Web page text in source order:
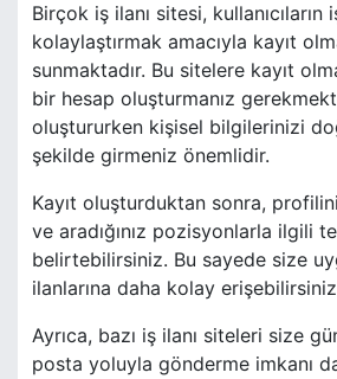
Birçok iş ilanı sitesi,
kolaylaştırmak amacıyla kayıt
sunmaktadır. Bu sitelere kayıt
bir hesap oluşturmanız
oluştururken kişisel bilgilerinizi
şekilde girmeniz önemlidir.
Kayıt oluşturduktan sonra,
ve aradığınız pozisyonlarla ilgili
belirtebilirsiniz. Bu sayede size
ilanlarına daha kolay
Ayrıca, bazı iş ilanı siteleri size
posta yoluyla gönderme imkanı